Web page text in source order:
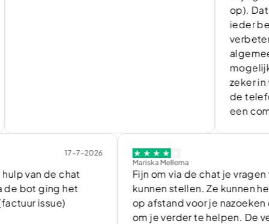
op). Dat moet
ieder bedrijf
verbetering
algemeen
zeker in
de
een
17-7-2026
de chat
het
Mariska Mellema
Fijn om via de chat je vragen te
kunnen stellen. Ze kunnen heel veel
op afstand voor je nazoeken of
om je verder te helpen. De vertaling